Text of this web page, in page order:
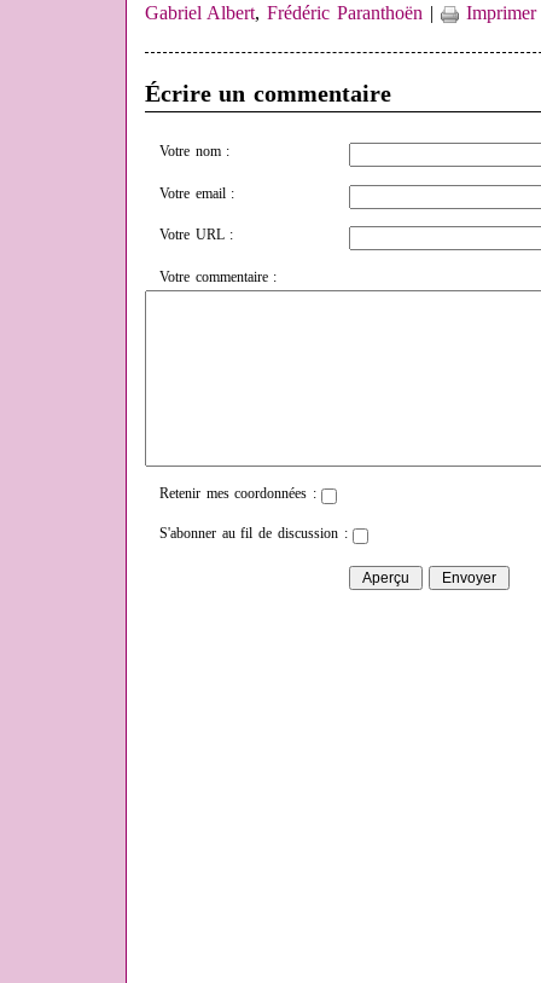
Gabriel Albert,Frédéric Paranthoën | Imprimer
Écrire un commentaire
Votre nom :
Votre email :
Votre URL :
Votre commentaire :
Retenir mes coordonnées :
S'abonner au fil de discussion :